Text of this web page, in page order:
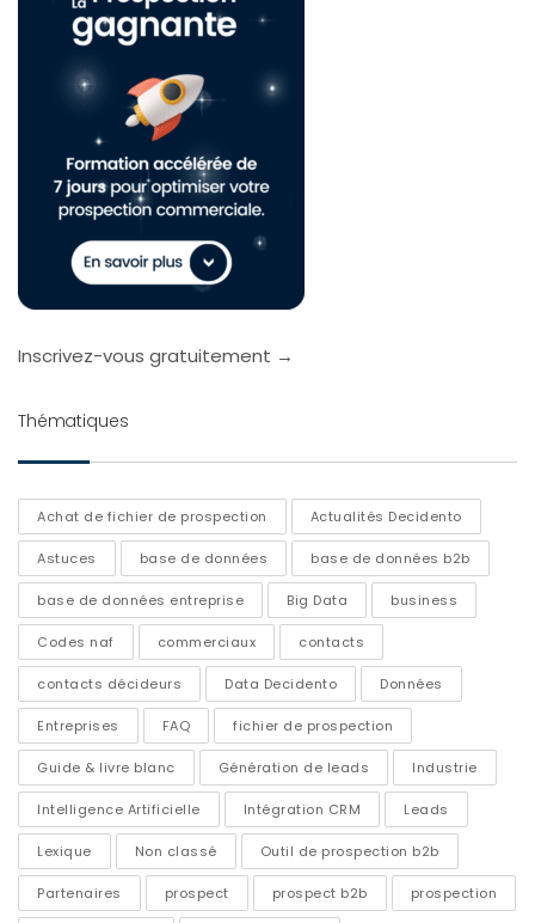
Inscrivez-vous gratuitement →
Thématiques
Achat de fichier de prospection Actualités Decidento
Astuces base de données base de données b2b
base de données entreprise Big Data business
Codes naf commerciaux contacts
contacts décideurs Data Decidento Données
Entreprises FAQ fichier de prospection
Guide & livre blanc Génération de leads Industrie
Intelligence Artificielle Intégration CRM Leads
Lexique Non classé Outil de prospection b2b
Partenaires prospect prospect b2b prospection